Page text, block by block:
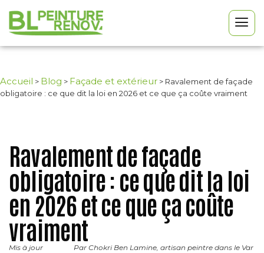
Accueil > Blog > Façade et extérieur > Ravalement de façade
obligatoire : ce que dit la loi en 2026 et ce que ça coûte vraiment
Ravalement de façade
obligatoire : ce que dit la loi
en 2026 et ce que ça coûte
vraiment
Mis à jour
Par Chokri Ben Lamine, artisan peintre dans le Var